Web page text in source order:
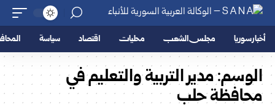
أخبار سوريا مجلس الشعب محليات اقتصاد سياسة
الوسم:مدير التربية والتعليم في
محافظة حلب